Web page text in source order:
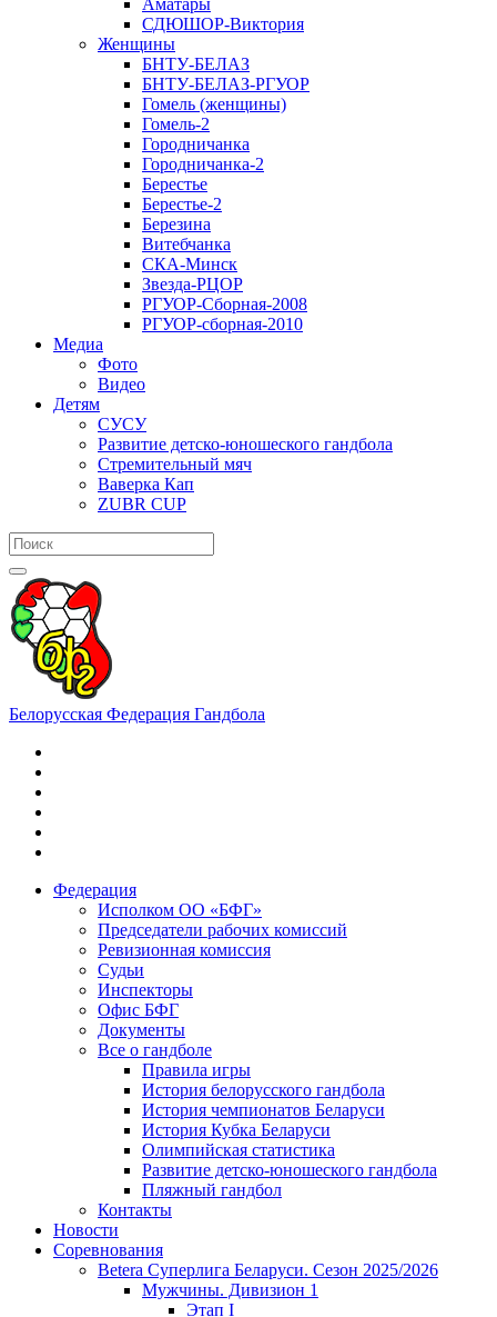
Аматары
СДЮШОР-Виктория
Женщины
БНТУ-БЕЛАЗ
БНТУ-БЕЛАЗ-РГУОР
Гомель (женщины)
Гомель-2
Городничанка
Городничанка-2
Берестье
Берестье-2
Березина
Витебчанка
СКА-Минск
Звезда-РЦОР
РГУОР-Сборная-2008
РГУОР-сборная-2010
Медиа
Фото
Видео
Детям
СУСУ
Развитие детско-юношеского гандбола
Стремительный мяч
Ваверка Кап
ZUBR CUP
Белорусская Федерация Гандбола
Федерация
Исполком ОО «БФГ»
Председатели рабочих комиссий
Ревизионная комиссия
Судьи
Инспекторы
Офис БФГ
Документы
Все о гандболе
Правила игры
История белорусского гандбола
История чемпионатов Беларуси
История Кубка Беларуси
Олимпийская статистика
Развитие детско-юношеского гандбола
Пляжный гандбол
Контакты
Новости
Соревнования
Betera Суперлига Беларуси. Сезон 2025/2026
Мужчины. Дивизион 1
Этап I